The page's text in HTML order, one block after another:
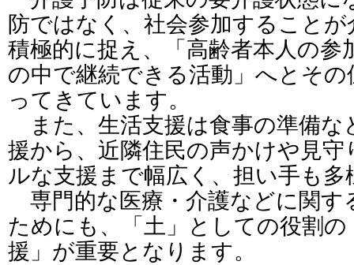
防ではなく、社会参加すること
積極的に捉え、「高齢者本人の参
の中で継続できる活動」へとそ
ってきています。
また、生活支援は食事の準備な
援から、近隣住民の声かけや見
ルな支援まで幅広く、担い手も多
専門的な医療・介護などに関す
ためにも、「土」としての役割の
援」が重要となります。